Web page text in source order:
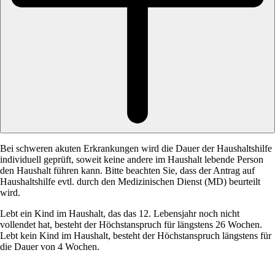
Bei schweren akuten Erkrankungen wird die Dauer der Haushaltshilfe
individuell geprüft, soweit keine andere im Haushalt lebende Person
den Haushalt führen kann. Bitte beachten Sie, dass der Antrag auf
Haushaltshilfe evtl. durch den Medizinischen Dienst (MD) beurteilt
wird.
Lebt ein Kind im Haushalt, das das 12. Lebensjahr noch nicht
vollendet hat, besteht der Höchstanspruch für längstens 26 Wochen.
Lebt kein Kind im Haushalt, besteht der Höchstanspruch längstens für
die Dauer von 4 Wochen.